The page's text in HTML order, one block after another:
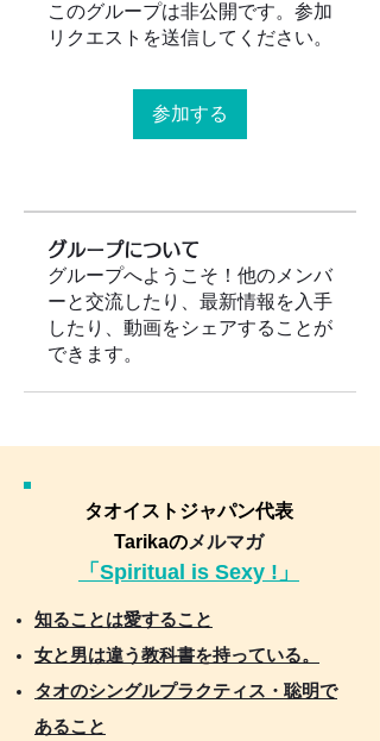
このグループは非公開です。参加
リクエストを送信してください。
参加する
グループについて
グループへようこそ！他のメンバ
ーと交流したり、最新情報を入手
したり、動画をシェアすることが
できます。
タオイストジャパン代表
Tarikaのメルマガ
「Spiritual is Sexy !」
知ることは愛すること
女と男は違う教科書を持っている。
タオのシングルプラクティス・聡明で
あること